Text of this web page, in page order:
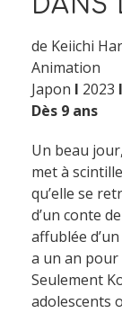
de Keiichi
Animation
Japon I 2023 I
Dès 9 ans
Un beau
met à
qu’elle se
d’un conte
affublée
a un an pour
Seulement
adolescents